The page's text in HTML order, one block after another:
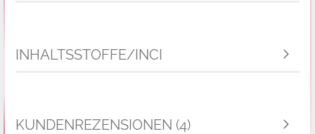
INHALTSSTOFFE/INCI
KUNDENREZENSIONEN (4)